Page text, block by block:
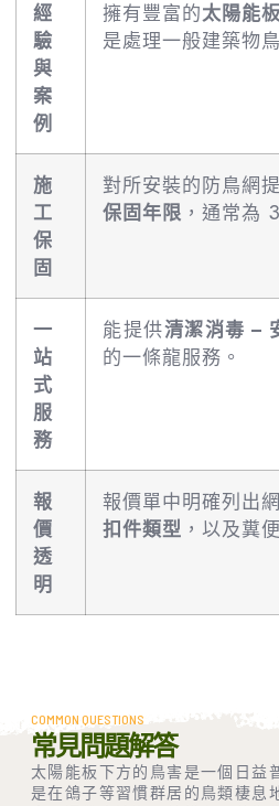
經
驗
與
案
例
擁有豐富的太陽能
是處理一般建築物
施
工
保
固
對所安裝的防鳥網
保固年限 ，通常為
一
站
式
服
務
能提供清潔消毒 –
的一條龍服務。
報
價
透
明
報價單中明確列出
扣件類型 ，以及糞
COMMON QUESTIONS
常見問題解答
太陽能板下方的鳥害是一個日益
是在鴿子等習慣群居的鳥類棲息